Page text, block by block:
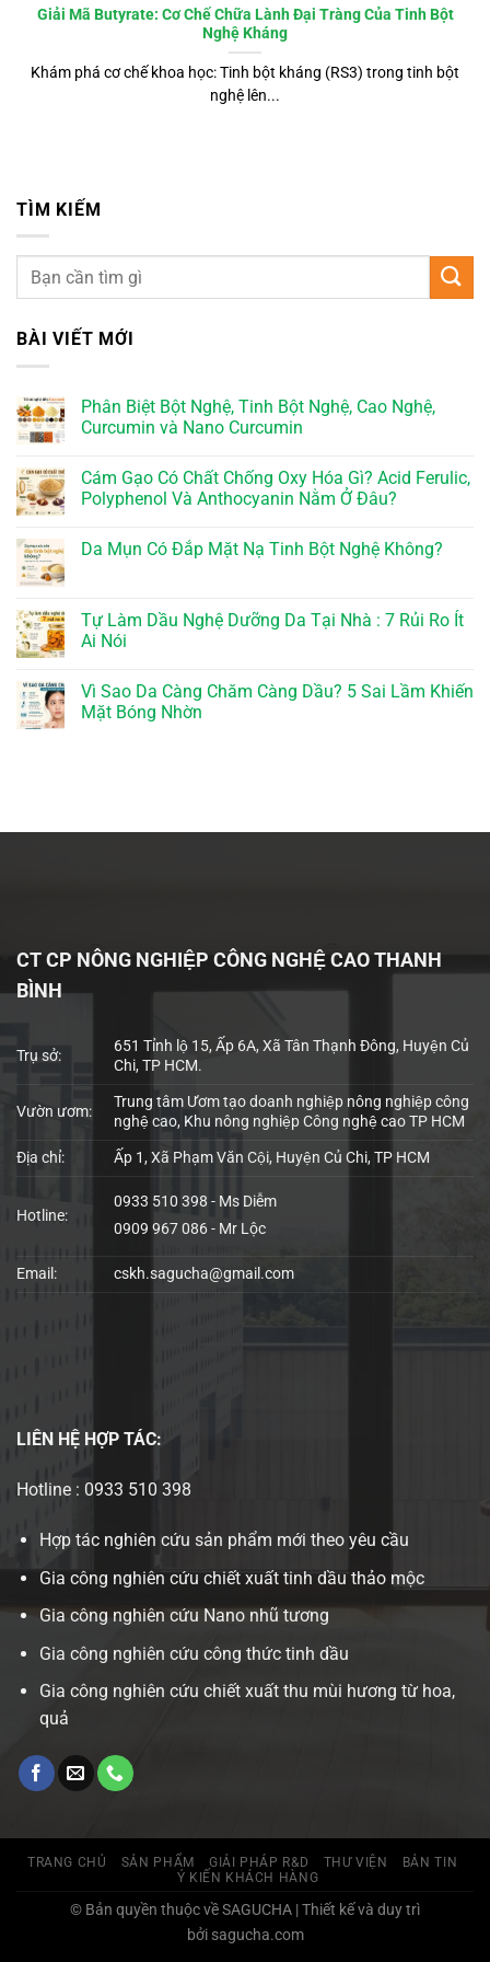
Giải Mã Butyrate: Cơ Chế Chữa Lành Đại Tràng Của Tinh Bột
Nghệ Kháng
Khám phá cơ chế khoa học: Tinh bột kháng (RS3) trong tinh bột
nghệ lên...
TÌM KIẾM
BÀI VIẾT MỚI
Phân Biệt Bột Nghệ, Tinh Bột Nghệ, Cao Nghệ,
Curcumin và Nano Curcumin
Cám Gạo Có Chất Chống Oxy Hóa Gì? Acid Ferulic,
Polyphenol Và Anthocyanin Nằm Ở Đâu?
Da Mụn Có Đắp Mặt Nạ Tinh Bột Nghệ Không?
Tự Làm Dầu Nghệ Dưỡng Da Tại Nhà : 7 Rủi Ro Ít
Ai Nói
Vì Sao Da Càng Chăm Càng Dầu? 5 Sai Lầm Khiến
Mặt Bóng Nhờn
CT CP NÔNG NGHIỆP CÔNG NGHỆ CAO THANH
BÌNH
Trụ sở:
651 Tỉnh lộ 15, Ấp 6A, Xã Tân Thạnh Đông, Huyện Củ
Chi, TP HCM.
Vườn ươm:
Trung tâm Ươm tạo doanh nghiệp nông nghiệp công
nghệ cao, Khu nông nghiệp Công nghệ cao TP HCM
Địa chỉ: Ấp 1, Xã Phạm Văn Cội, Huyện Củ Chi, TP HCM
Hotline:
0933 510 398 - Ms Diễm
0909 967 086 - Mr Lộc
Email: cskh.sagucha@gmail.com
LIÊN HỆ HỢP TÁC:
Hotline : 0933 510 398
Hợp tác nghiên cứu sản phẩm mới theo yêu cầu
Gia công nghiên cứu chiết xuất tinh dầu thảo mộc
Gia công nghiên cứu Nano nhũ tương
Gia công nghiên cứu công thức tinh dầu
Gia công nghiên cứu chiết xuất thu mùi hương từ hoa,
quả
TRANG CHỦ SẢN PHẨM GIẢI PHÁP R&D THƯ VIỆN
BẢN TIN
Ý KIẾN KHÁCH HÀNG
© Bản quyền thuộc về SAGUCHA | Thiết kế và duy trì
bởi sagucha.com